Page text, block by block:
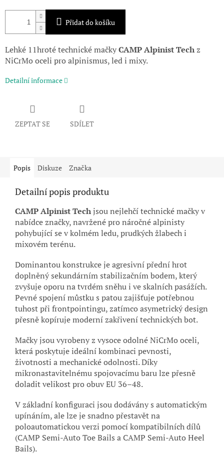
Přidat do košíku
Lehké 11hroté technické mačkyCAMP Alpinist Techz
NiCrMo oceli pro alpinismus, led i mixy.
Detailní informace
ZEPTAT SE SDÍLET
Popis Diskuze Značka
Detailní popis produktu
CAMPAlpinist Techjsou nejlehčí technické mačky v
nabídce značky, navržené pro náročné alpinisty
pohybující se v kolmém ledu, prudkých žlabech i
mixovém terénu.
Dominantou konstrukce je agresivní přední hrot
doplněný sekundárním stabilizačním bodem, který
zvyšuje oporu na tvrdém sněhu i ve skalních pasážích.
Pevné spojení můstku s patou zajišťuje potřebnou
tuhost při frontpointingu, zatímco asymetrický design
přesně kopíruje moderní zakřivení technických bot.
Mačky jsou vyrobeny z vysoce odolné NiCrMo oceli,
která poskytuje ideální kombinaci pevnosti,
životnosti a mechanické odolnosti. Díky
mikronastavitelnému spojovacímu baru lze přesně
doladit velikost pro obuv EU 36–48.
V základní konfiguraci jsou dodávány s automatickým
upínáním, ale lze je snadno přestavět na
poloautomatickou verzi pomocí kompatibilních dílů
(CAMP Semi-Auto Toe Bails a CAMP Semi-Auto Heel
Bails).